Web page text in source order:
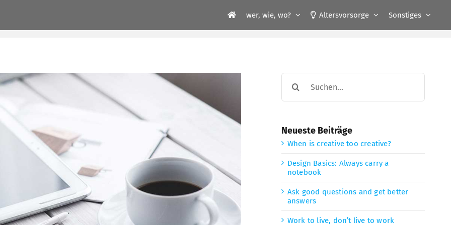
wer, wie, wo? Altersvorsorge Sonstiges
Suche
nach:
Neueste Beiträge
When is creative too creative?
Design Basics: Always carry a
notebook
Ask good questions and get better
answers
Work to live, don’t live to work